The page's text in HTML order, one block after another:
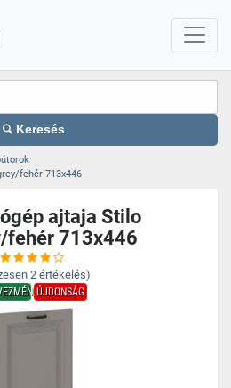
Keresés
fehér 713x446
ajtaja Stilo
fehér 713x446
2 értékelés)
ÚJDONSÁG